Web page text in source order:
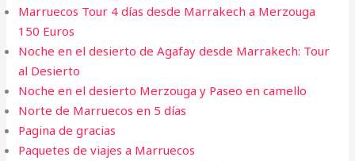
Marruecos Tour 4 días desde Marrakech a Merzouga
150 Euros
Noche en el desierto de Agafay desde Marrakech: Tour
al Desierto
Noche en el desierto Merzouga y Paseo en camello
Norte de Marruecos en 5 días
Pagina de gracias
Paquetes de viajes a Marruecos